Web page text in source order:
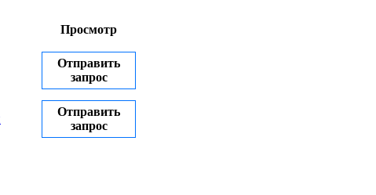
Просмотр
Отправить
запрос
Отправить
запрос